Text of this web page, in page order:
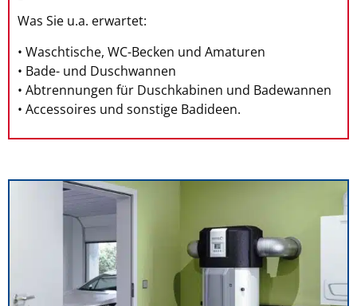
Was Sie u.a. erwartet:
• Waschtische, WC-Becken und Amaturen
• Bade- und Duschwannen
• Abtrennungen für Duschkabinen und Badewannen
• Accessoires und sonstige Badideen.